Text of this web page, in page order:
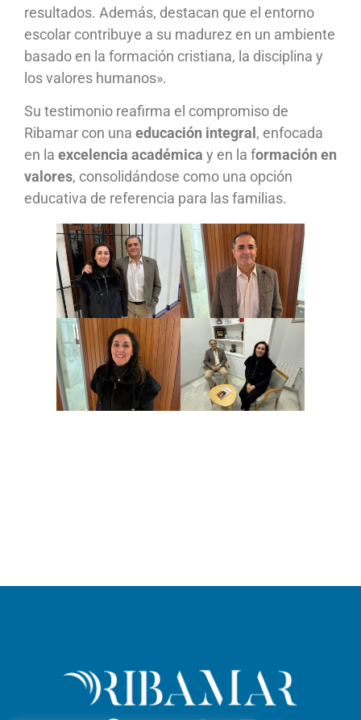
resultados. Además, destacan que el entorno
escolar contribuye a su madurez en un ambiente
basado en la formación cristiana, la disciplina y
los valores humanos».
Su testimonio reafirma el compromiso de
Ribamar con una educación integral , enfocada
en la excelencia académica y en la formación en
valores, consolidándose como una opción
educativa de referencia para las familias.